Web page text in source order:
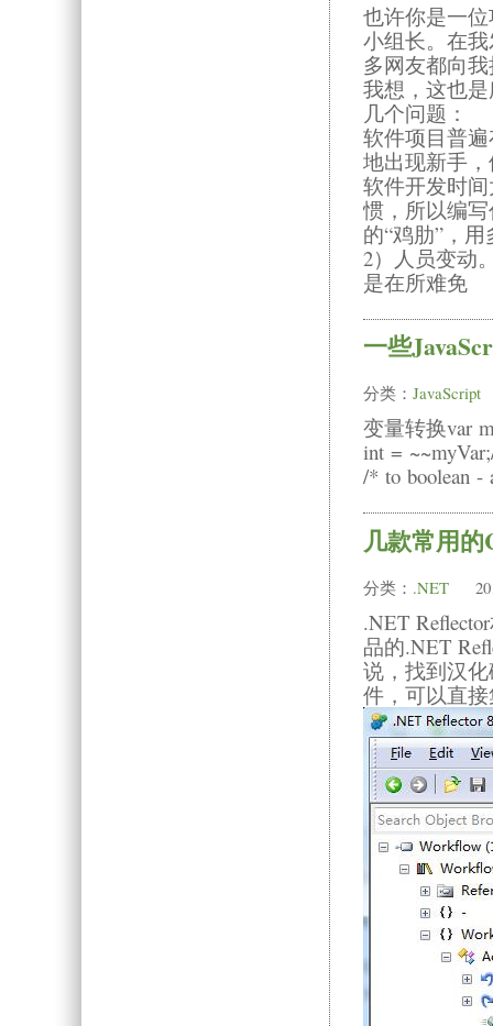
也许你是一
小组长。在
多网友都向
我想，这也
几个问题：
软件项目普
地出现新手
软件开发时
惯，所以编
的“鸡肋”，
2）人员变动
是在所难免
一些
分类： JavaScript
变量转换var
int =
/* to boolean -
几款常用
分类： .NET
.NET
品的.NET
说，找到汉
件，可以直接